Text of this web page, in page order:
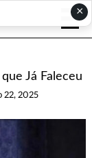
Já Faleceu
22, 2025
×